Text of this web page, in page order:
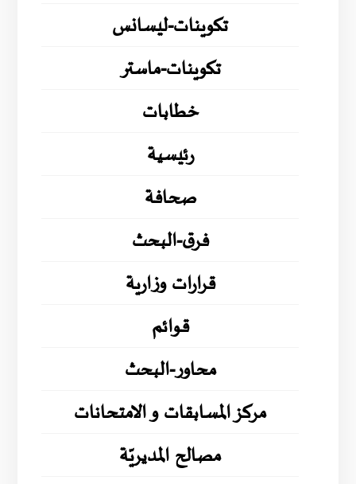
تكوينات-ليسانس
تكوينات-ماستر
خطابات
رئيسية
صحافة
فرق-البحث
قرارات وزارية
قوائم
محاور-البحث
مركز المسابقات و الامتحانات
مصالح المديريّة